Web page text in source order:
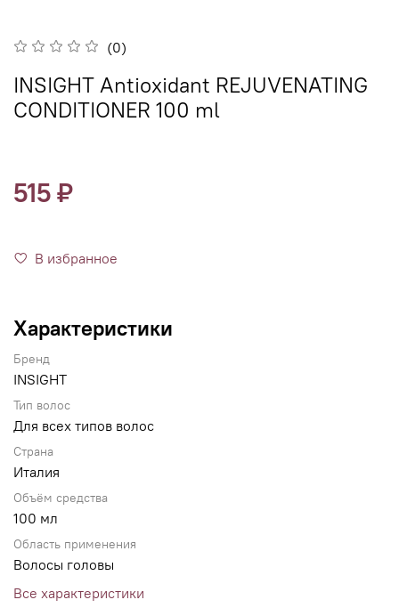
(0)
INSIGHT Antioxidant REJUVENATING
CONDITIONER 100 ml
515 ₽
В избранное
Характеристики
Бренд
INSIGHT
Тип волос
Для всех типов волос
Страна
Италия
Объём средства
100 мл
Область применения
Волосы головы
Все характеристики